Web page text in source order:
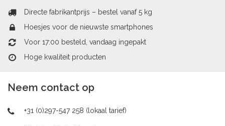
Directe fabrikantprijs – bestel vanaf 5 kg
Hoesjes voor de nieuwste smartphones
Voor 17:00 besteld, vandaag ingepakt
Hoge kwaliteit producten
Neem contact op
+31 (0)297-547 258 (lokaal tarief)